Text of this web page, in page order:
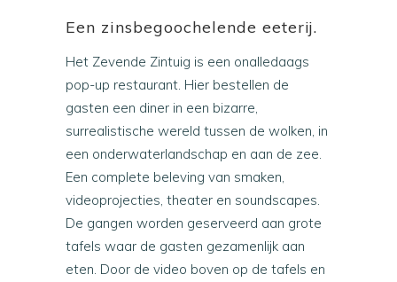
Een zinsbegoochelende eeterij.
Het Zevende Zintuig is een onalledaags
pop-up restaurant. Hier bestellen de
gasten een diner in een bizarre,
surrealistische wereld tussen de wolken, in
een onderwaterlandschap en aan de zee.
Een complete beleving van smaken,
videoprojecties, theater en soundscapes.
De gangen worden geserveerd aan grote
tafels waar de gasten gezamenlijk aan
eten. Door de video boven op de tafels en